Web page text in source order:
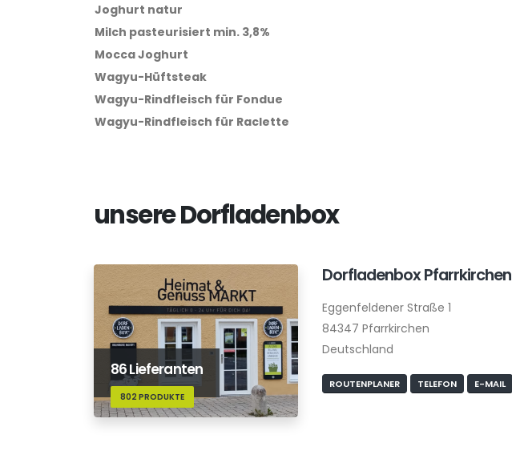
Joghurt natur
Milch pasteurisiert min. 3,8%
Mocca Joghurt
Wagyu-Hüftsteak
Wagyu-Rindfleisch für Fondue
Wagyu-Rindfleisch für Raclette
unsere Dorfladenbox
86 Lieferanten
802 PRODUKTE
Dorfladenbox Pfarrkirchen
Eggenfeldener Straße 1
84347 Pfarrkirchen
Deutschland
ROUTENPLANER TELEFON E-MAIL